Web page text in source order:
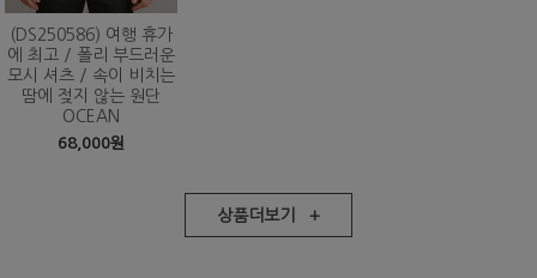
(DS250586) 여행 휴가
에 최고 / 폴리 부드러운
모시 셔츠 / 속이 비치는
땀에 젖지 않는 원단
OCEAN
68,000원
상품더보기 +